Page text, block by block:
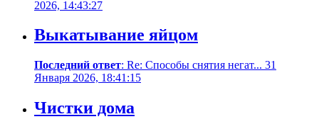
2026, 14:43:27
Выкатывание яйцом
Последний ответ: Re: Способы снятия негат... 31
Января 2026, 18:41:15
Чистки дома